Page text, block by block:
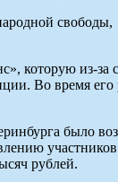
свободы,
которую из-за
Во время его
было
рублей.